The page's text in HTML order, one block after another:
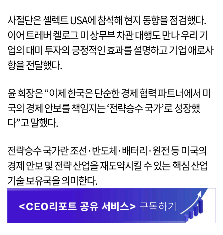
사절단은 셀렉트 USA에 참석해 현지 동향을 점검했다.
이어 트레버 켈로그 미 상무부 차관 대행도 만나 우리 기
업의 대미 투자의 긍정적인 효과를 설명하고 기업 애로사
항을 전달했다.
윤 회장은 “이제 한국은 단순한 경제 협력 파트너에서 미
국의 경제 안보를 책임지는 ‘전략승수 국가’로 성장했
다”고 말했다.
전략승수 국가란 조선·반도체·배터리·원전 등 미국의
경제 안보 및 전략 산업을 재도약시킬 수 있는 핵심 산업
기술 보유국을 의미한다.